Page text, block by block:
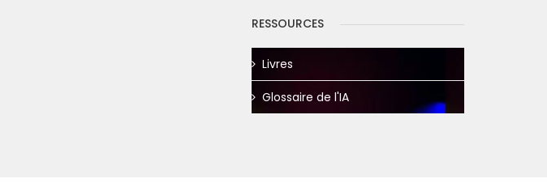
RESSOURCES
Livres
Glossaire de l'IA